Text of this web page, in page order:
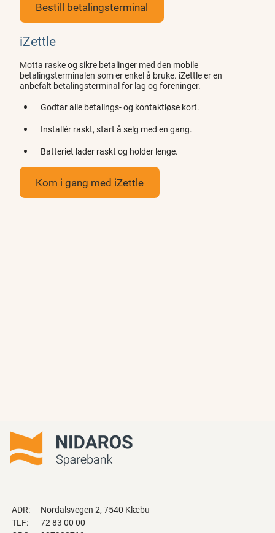
Bestill betalingsterminal
iZettle
Motta raske og sikre betalinger med den mobile
betalingsterminalen som er enkel å bruke. iZettle er en
anbefalt betalingsterminal for lag og foreninger.
Godtar alle betalings- og kontaktløse kort.
Installér raskt, start å selg med en gang.
Batteriet lader raskt og holder lenge.
Kom i gang med iZettle
ADR:
Nordalsvegen 2, 7540 Klæbu
TLF:
72 83 00 00